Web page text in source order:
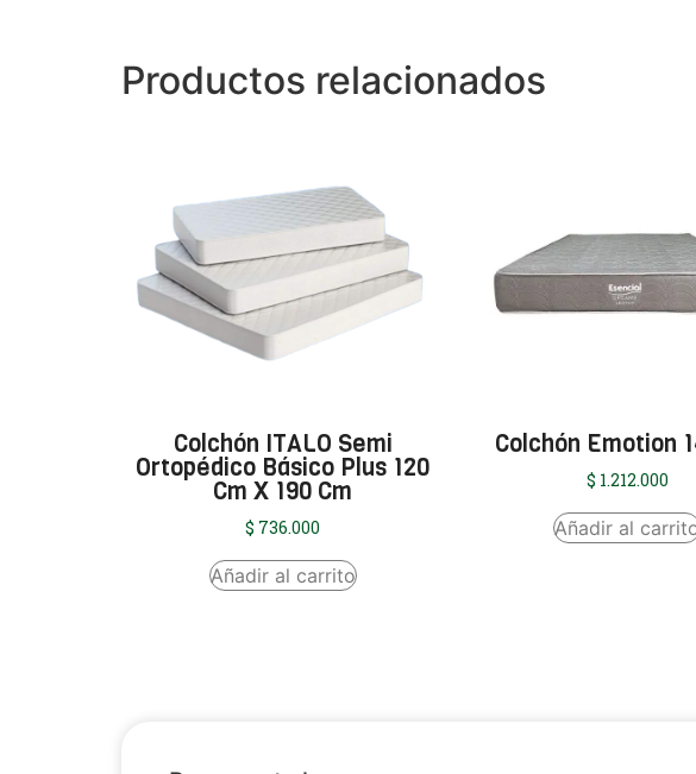
Productos relacionados
Colchón ITALO Semi
Ortopédico Básico Plus 120
Cm X 190 Cm
$ 736.000
Añadir al carrito
Colchón Emotion
$ 1.212.000
Añadir al